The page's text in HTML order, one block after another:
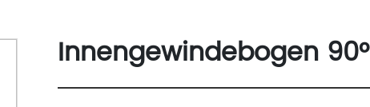
Innengewindebogen 90°